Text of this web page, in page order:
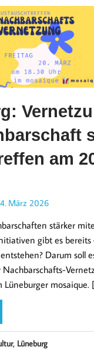
am
März 2026
stärker
gibt es
Darum soll
Lüneburger mosaique.
, Lüneburg